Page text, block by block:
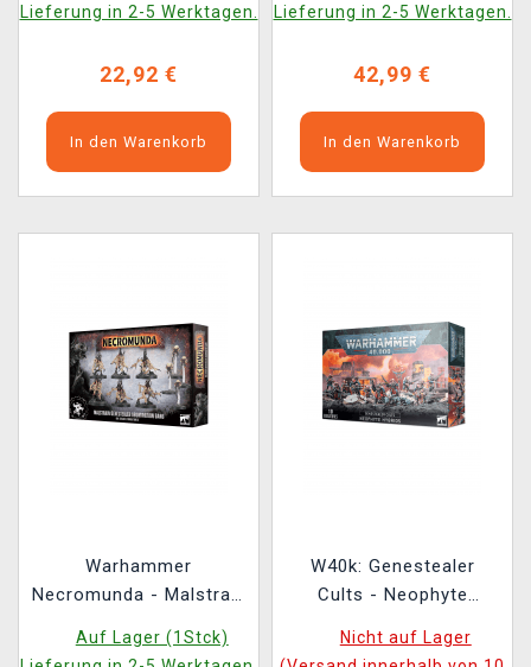
Lieferung in 2-5 Werktagen.
22,92 €
In den Warenkorb
Lieferung in 2-5 Werktagen.
42,99 €
In den Warenkorb
Warhammer
Necromunda - Malstrain
Figuren)
Auf Lager (1Stck)
W40k: Genestealer
Cults - Neophyte
Nicht auf Lager